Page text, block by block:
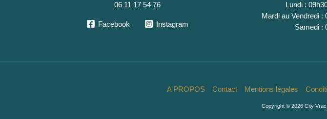
06 11 17 54 76
Facebook Instagram
Lundi :
Mardi au Vendredi :
Samedi :
A PROPOS Contact Mentions légales
Copyright © 2026 City